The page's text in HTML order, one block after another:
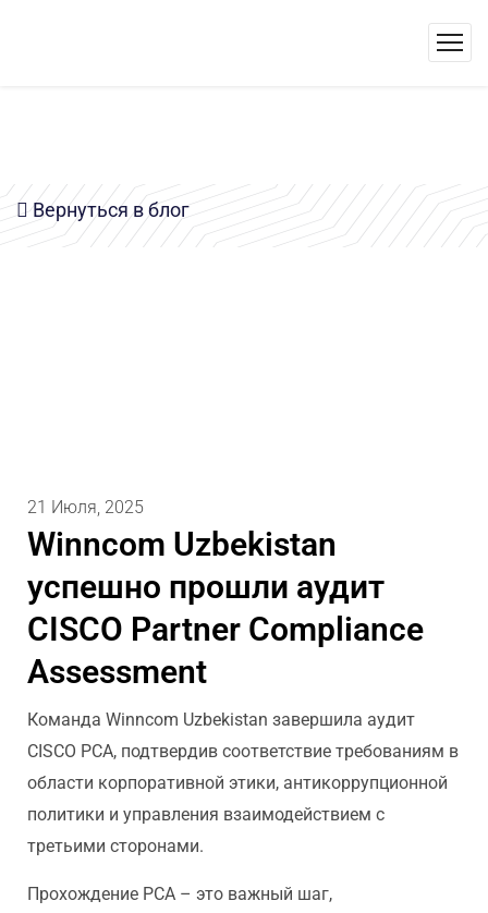
Вернуться в блог
21 Июля, 2025
Winncom Uzbekistan
успешно прошли аудит
CISCO Partner Compliance
Assessment
Команда Winncom Uzbekistan завершила аудит
CISCO PCA, подтвердив соответствие требованиям в
области корпоративной этики, антикоррупционной
политики и управления взаимодействием с
третьими сторонами.
Прохождение PCA – это важный шаг,